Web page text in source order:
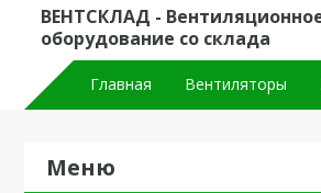
ВЕНТСКЛАД -
оборудование со склада
Главная Вентиляторы